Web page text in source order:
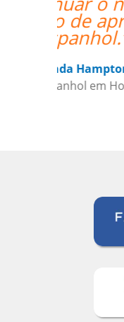
Curso de